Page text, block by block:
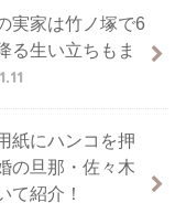
実家は竹ノ塚で6
る生い立ちもま
紙にハンコを押
の旦那・佐々木
て紹介！